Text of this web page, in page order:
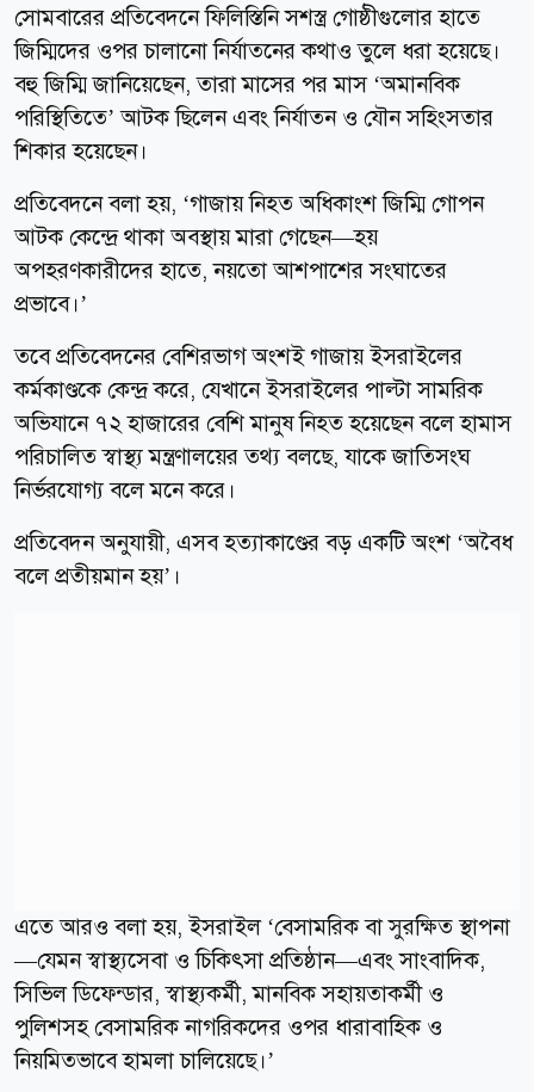
সোমবারের প্রতিবেদনে ফিলিস্তিনি সশস্ত্র গোষ্ঠীগুলোর হাতে
জিম্মিদের ওপর চালানো নির্যাতনের কথাও তুলে ধরা হয়েছে।
বহু জিম্মি জানিয়েছেন, তারা মাসের পর মাস ‘অমানবিক
পরিস্থিতিতে’ আটক ছিলেন এবং নির্যাতন ও যৌন সহিংসতার
শিকার হয়েছেন।
প্রতিবেদনে বলা হয়, ‘গাজায় নিহত অধিকাংশ জিম্মি গোপন
আটক কেন্দ্রে থাকা অবস্থায় মারা গেছেন—হয়
অপহরণকারীদের হাতে, নয়তো আশপাশের সংঘাতের
প্রভাবে।’
তবে প্রতিবেদনের বেশিরভাগ অংশই গাজায় ইসরাইলের
কর্মকাণ্ডকে কেন্দ্র করে, যেখানে ইসরাইলের পাল্টা সামরিক
অভিযানে ৭২ হাজারের বেশি মানুষ নিহত হয়েছেন বলে হামাস
পরিচালিত স্বাস্থ্য মন্ত্রণালয়ের তথ্য বলছে, যাকে জাতিসংঘ
নির্ভরযোগ্য বলে মনে করে।
প্রতিবেদন অনুযায়ী, এসব হত্যাকাণ্ডের বড় একটি অংশ ‘অবৈধ
বলে প্রতীয়মান হয়’।
এতে আরও বলা হয়, ইসরাইল ‘বেসামরিক বা সুরক্ষিত স্থাপনা
—যেমন স্বাস্থ্যসেবা ও চিকিৎসা প্রতিষ্ঠান—এবং সাংবাদিক,
সিভিল ডিফেন্ডার, স্বাস্থ্যকর্মী, মানবিক সহায়তাকর্মী ও
পুলিশসহ বেসামরিক নাগরিকদের ওপর ধারাবাহিক ও
নিয়মিতভাবে হামলা চালিয়েছে।’